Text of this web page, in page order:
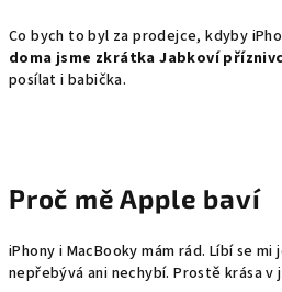
Co bych to byl za prodejce, kdyby
doma jsme zkrátka Jabkoví
posílat i babička.
Proč mě Apple baví
iPhony i MacBooky mám rád. Líbí se
nepřebývá ani nechybí. Prostě krása v